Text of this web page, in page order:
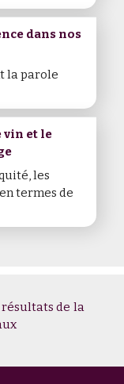
dans nos
la parole
vin et le
les
termes de
résultats de la